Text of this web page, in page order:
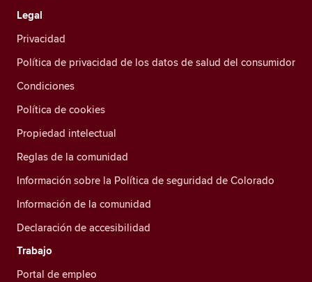
Legal
Privacidad
Política de privacidad de los datos de salud del consumidor
Condiciones
Política de cookies
Propiedad intelectual
Reglas de la comunidad
Información sobre la Política de seguridad de Colorado
Información de la comunidad
Declaración de accesibilidad
Trabajo
Portal de empleo